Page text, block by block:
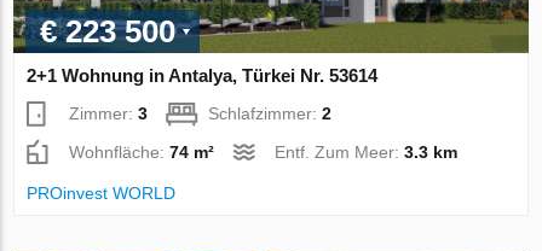
€ 223 500
2+1 Wohnung in Antalya, Türkei Nr. 53614
Zimmer:3 Schlafzimmer:2
Wohnfläche:74 m² Entf. Zum Meer:3.3 km
PROinvest WORLD